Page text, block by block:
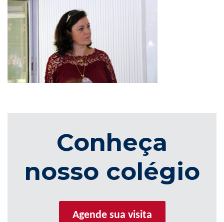
Conheça
nosso colégio
Agende sua visita